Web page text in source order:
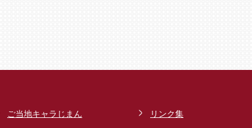
ご当地キャラじまん リンク集